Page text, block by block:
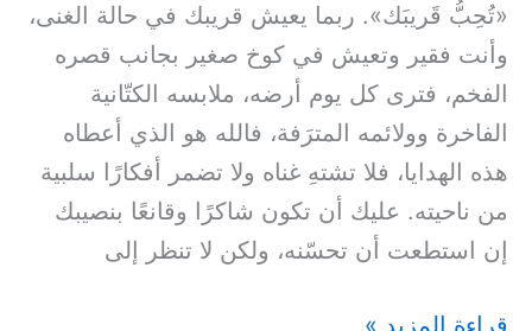
«تُحِبُّ قَريبَك». ربما يعيش قريبك في حالة الغنى،
وأنت فقير وتعيش في كوخ صغير بجانب قصره
الفخم، فترى كل يوم أرضه، ملابسه الكتّانية
الفاخرة وولائمه المترَفة، فالله هو الذي أعطاه
هذه الهدايا، فلا تشتهِ غناه ولا تضمر أفكارًا سلبية
من ناحيته. عليك أن تكون شاكرًا وقانعًا بنصيبك
إن استطعت أن تحسّنه، ولكن لا تنظر إلى